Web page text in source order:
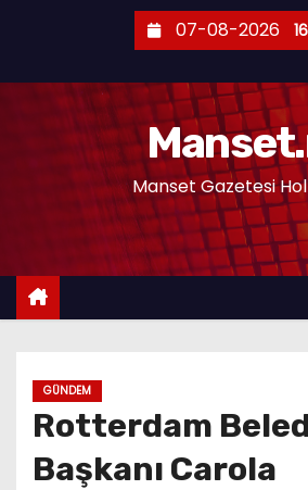
e
07-08-2026
Manset Gazetesi
GÜNDEM
Rotterdam
Başkanı Carola